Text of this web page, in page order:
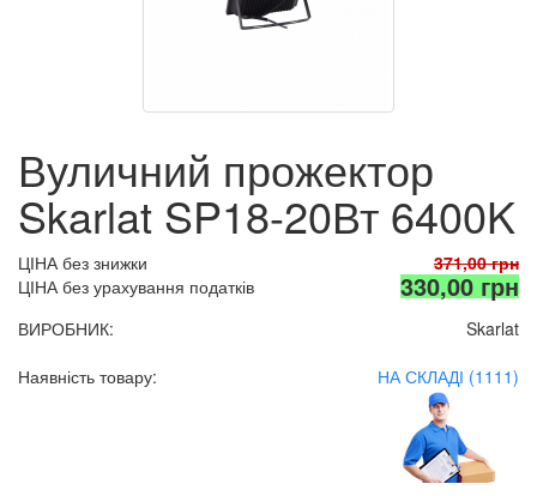
Вуличний прожектор
Skarlat SP18-20Вт 6400K
ЦІНА без знижки
371,00 грн
ЦІНА без урахування податків
330,00 грн
ВИРОБНИК:
Skarlat
Наявність товару:
НА СКЛАДІ (1111)